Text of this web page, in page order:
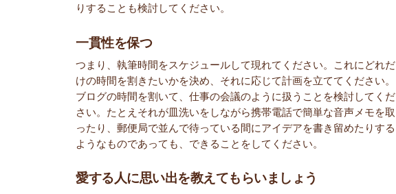
りすることも検討してください。
一貫性を保つ
つまり、執筆時間をスケジュールして現れてください。これにどれだ
けの時間を割きたいかを決め、それに応じて計画を立ててください。
ブログの時間を割いて、仕事の会議のように扱うことを検討してくだ
さい。たとえそれが皿洗いをしながら携帯電話で簡単な音声メモを取
ったり、郵便局で並んで待っている間にアイデアを書き留めたりする
ようなものであっても、できることをしてください。
愛する人に思い出を教えてもらいましょう